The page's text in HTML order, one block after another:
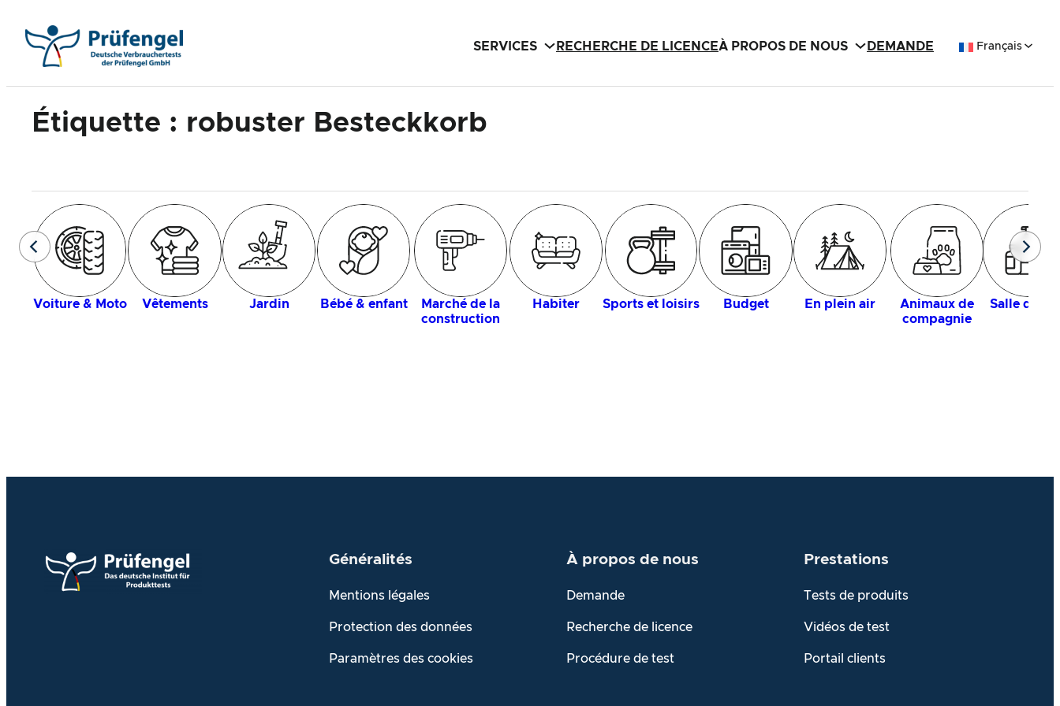
contenu
SERVICES RECHERCHE DE LICENCEÀ PROPOS DE NOUS DEMANDE Français
Étiquette : robuster Besteckkorb
Voiture & Moto Vêtements Jardin Bébé & enfant
Marché de la
construction
Habiter Sports et loisirs Budget En plein air
Animaux de
compagnie
Salle de
Généralités
Mentions légales
Protection des données
Paramètres des cookies
À propos de nous
Demande
Recherche de licence
Procédure de test
Prestations
Tests de produits
Vidéos de test
Portail clients